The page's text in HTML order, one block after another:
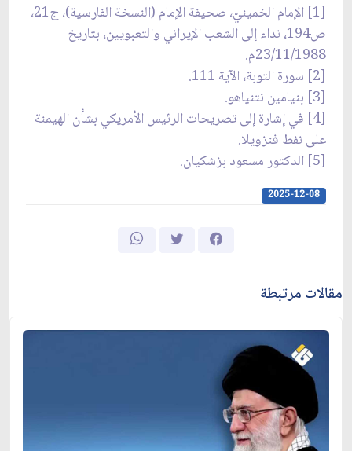
[1] الإمام الخمينيّ، صحيفة الإمام (النسخة الفارسية)، ج21،
ص194، نداء إلى الشعب الإيراني والتعبويين، بتاريخ
23/11/1988م.
[2] سورة التوبة، الآية 111.
[3] بنيامين نتنياهو.
[4] في إشارة إلى تصريحات الرئيس الأمريكي بشأن الهيمنة
على نفط فنزويلا.
[5] الدكتور مسعود بزشكيان.
2025-12-08
مقالات مرتبطة